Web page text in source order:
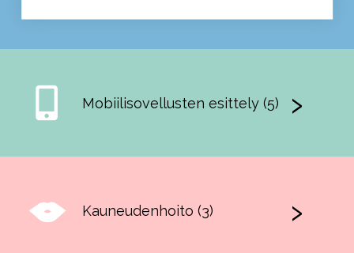
Mobiilisovellusten esittely (5)
Kauneudenhoito (3)